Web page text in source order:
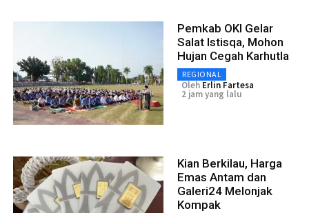
Pemkab OKI Gelar
Salat Istisqa, Mohon
Hujan Cegah Karhutla
REGIONAL
Oleh Erlin Fartesa
2 jam yang lalu
Kian Berkilau, Harga
Emas Antam dan
Galeri24 Melonjak
Kompak